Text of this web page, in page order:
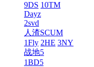
9DS 10TM
Dayz
2svd
人渣SCUM
1Fly 2HE 3NY
战地5
1BD5